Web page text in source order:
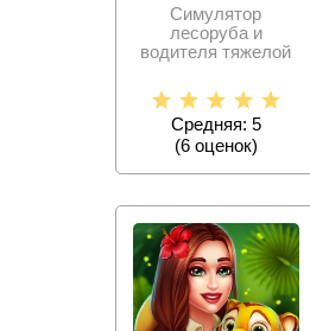
Симулятор
лесоруба и
водителя тяжелой
валить лес,
развозить
Средняя: 5
(6оценок)